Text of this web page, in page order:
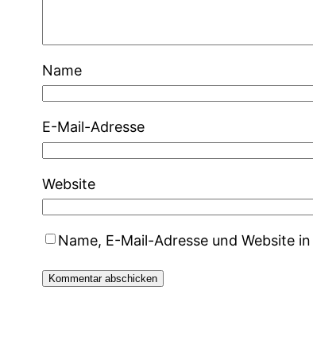
Name
E-Mail-Adresse
Website
Name, E-Mail-Adresse und Website